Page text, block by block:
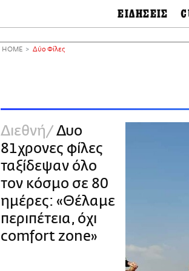
NEWSLETTER
ΑΜΠΑ
PRINT
ΕΙΔΗΣΕΙΣ
&
HOME Δύο Φίλες
Διεθνή
Δυο
81χρονες φίλες
ταξίδεψαν όλο
τον κόσμο σε 80
ημέρες: «Θέλαμε
περιπέτεια, όχι
comfort zone»